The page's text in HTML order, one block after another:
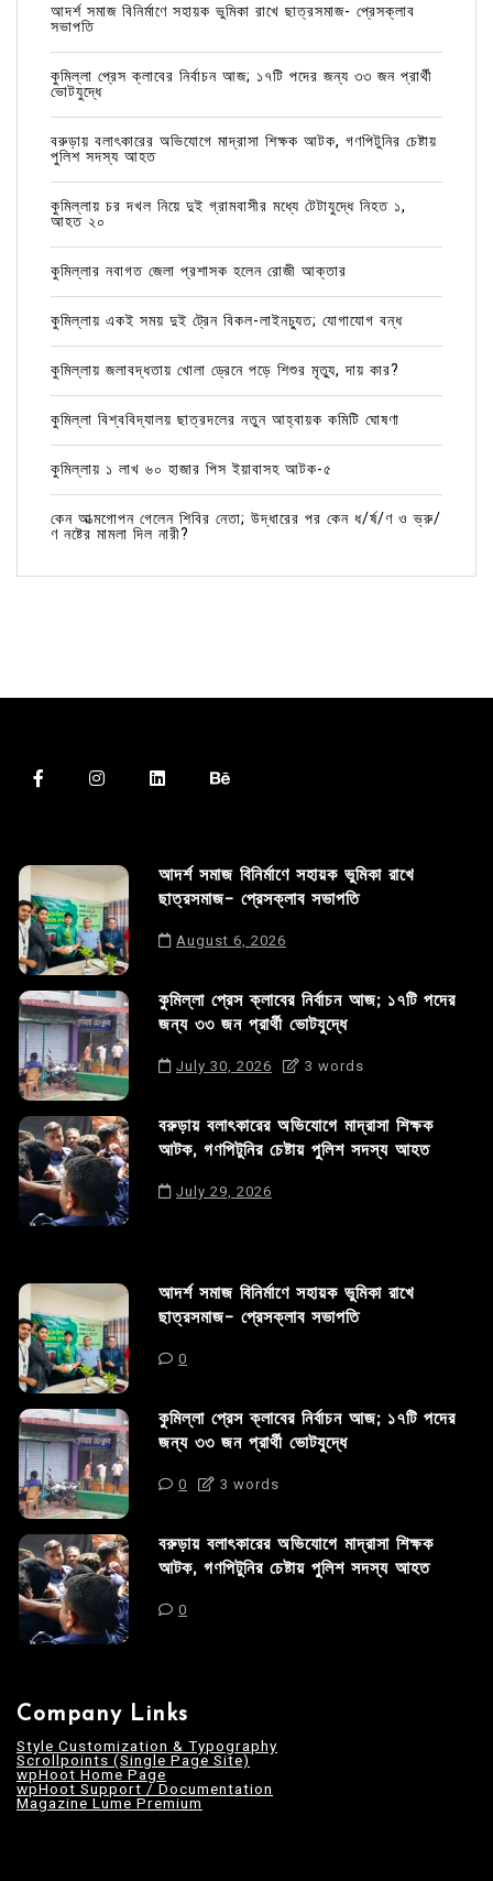
আদর্শ সমাজ বিনির্মাণে সহায়ক ভুমিকা রাখে ছাত্রসমাজ- প্রেসক্লাব
সভাপতি
কুমিল্লা প্রেস ক্লাবের নির্বাচন আজ; ১৭টি পদের জন্য ৩৩ জন প্রার্থী
ভোটযুদ্ধে
বরুড়ায় বলাৎকারের অভিযোগে মাদ্রাসা শিক্ষক আটক, গণপিটুনির চেষ্টায়
পুলিশ সদস্য আহত
কুমিল্লায় চর দখল নিয়ে দুই গ্রামবাসীর মধ্যে টেটাযুদ্ধে নিহত ১,
আহত ২০
কুমিল্লার নবাগত জেলা প্রশাসক হলেন রোজী আক্তার
কুমিল্লায় একই সময় দুই ট্রেন বিকল-লাইনচ্যুত; যোগাযোগ বন্ধ
কুমিল্লায় জলাবদ্ধতায় খোলা ড্রেনে পড়ে শিশুর মৃত্যু, দায় কার?
কুমিল্লা বিশ্ববিদ্যালয় ছাত্রদলের নতুন আহ্বায়ক কমিটি ঘোষণা
কুমিল্লায় ১ লাখ ৬০ হাজার পিস ইয়াবাসহ আটক-৫
কেন আত্মগোপন গেলেন শিবির নেতা; উদ্ধারের পর কেন ধ/র্ষ/ণ ও ভ্রু/
ণ নষ্টের মামলা দিল নারী?
আদর্শ সমাজ বিনির্মাণে সহায়ক ভুমিকা রাখে
ছাত্রসমাজ- প্রেসক্লাব সভাপতি
August 6, 2026
কুমিল্লা প্রেস ক্লাবের নির্বাচন আজ; ১৭টি পদের
জন্য ৩৩ জন প্রার্থী ভোটযুদ্ধে
July 30, 2026 3 words
বরুড়ায় বলাৎকারের অভিযোগে মাদ্রাসা শিক্ষক
আটক, গণপিটুনির চেষ্টায় পুলিশ সদস্য আহত
July 29, 2026
আদর্শ সমাজ বিনির্মাণে সহায়ক ভুমিকা রাখে
ছাত্রসমাজ- প্রেসক্লাব সভাপতি
0
কুমিল্লা প্রেস ক্লাবের নির্বাচন আজ; ১৭টি পদের
জন্য ৩৩ জন প্রার্থী ভোটযুদ্ধে
0 3 words
বরুড়ায় বলাৎকারের অভিযোগে মাদ্রাসা শিক্ষক
আটক, গণপিটুনির চেষ্টায় পুলিশ সদস্য আহত
0
Company Links
Style Customization & Typography
Scrollpoints (Single Page Site)
wpHoot Home Page
wpHoot Support / Documentation
Magazine Lume Premium